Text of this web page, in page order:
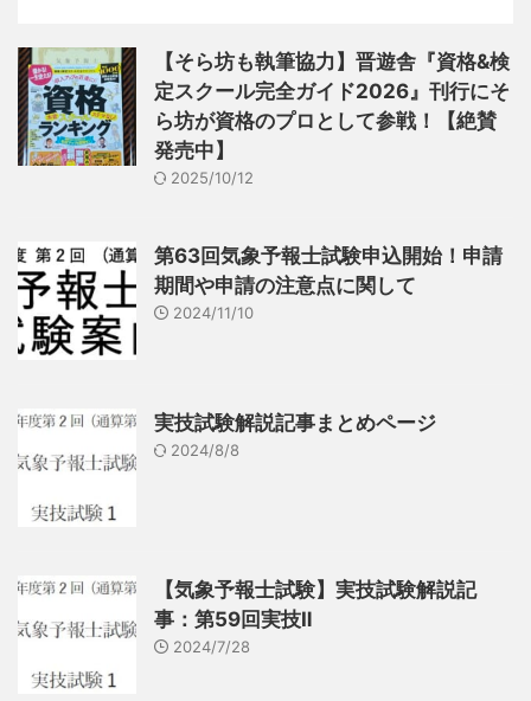
【そら坊も執筆協力】晋遊舎『資格&検
定スクール完全ガイド2026』刊行にそ
ら坊が資格のプロとして参戦！【絶賛
発売中】
2025/10/12
第63回気象予報士試験申込開始！申請
期間や申請の注意点に関して
2024/11/10
実技試験解説記事まとめページ
2024/8/8
【気象予報士試験】実技試験解説記
事：第59回実技Ⅱ
2024/7/28